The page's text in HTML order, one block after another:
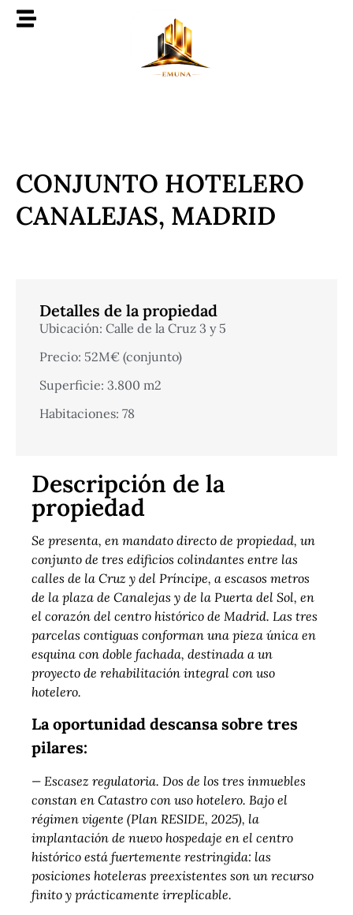
CONJUNTO HOTELERO
CANALEJAS, MADRID
Detalles de la propiedad
Ubicación: Calle de la Cruz 3 y 5
Precio: 52M€ (conjunto)
Superficie: 3.800 m2
Habitaciones: 78
Descripción de la
propiedad
Se presenta, en mandato directo de propiedad, un
conjunto de tres edificios colindantes entre las
calles de la Cruz y del Príncipe, a escasos metros
de la plaza de Canalejas y de la Puerta del Sol, en
el corazón del centro histórico de Madrid. Las tres
parcelas contiguas conforman una pieza única en
esquina con doble fachada, destinada a un
proyecto de rehabilitación integral con uso
hotelero.
La oportunidad descansa sobre tres
pilares:
— Escasez regulatoria. Dos de los tres inmuebles
constan en Catastro con uso hotelero. Bajo el
régimen vigente (Plan RESIDE, 2025), la
implantación de nuevo hospedaje en el centro
histórico está fuertemente restringida: las
posiciones hoteleras preexistentes son un recurso
finito y prácticamente irreplicable.